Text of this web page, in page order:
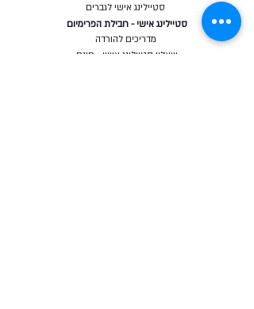
סטיילינג אישי לגברים
סטיילינג אישי - חבילת הפרימיום
מדריכים להורדה
שאלון סטיילינג אישי - חינם